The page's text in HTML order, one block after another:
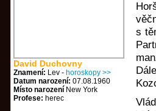
David Duchovny
Znamení: Lev - horoskopy >>
Datum narození: 07.08.1960
Místo narození New York
Profese: herec
s